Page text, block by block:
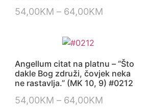
54,00KM – 64,00KM
Angellum citat na platnu – “Što
dakle Bog združi, čovjek neka
ne rastavlja.” (MK 10, 9) #0212
54,00KM – 64,00KM